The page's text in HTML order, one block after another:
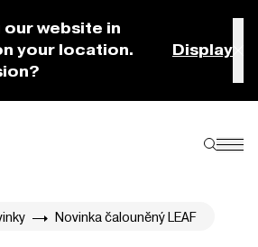
website in
your location.
Display
Novinka čalouněný LEAF